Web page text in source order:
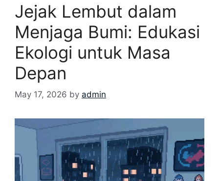
Jejak Lembut dalam
Menjaga Bumi: Edukasi
Ekologi untuk Masa
Depan
May 17, 2026 by admin